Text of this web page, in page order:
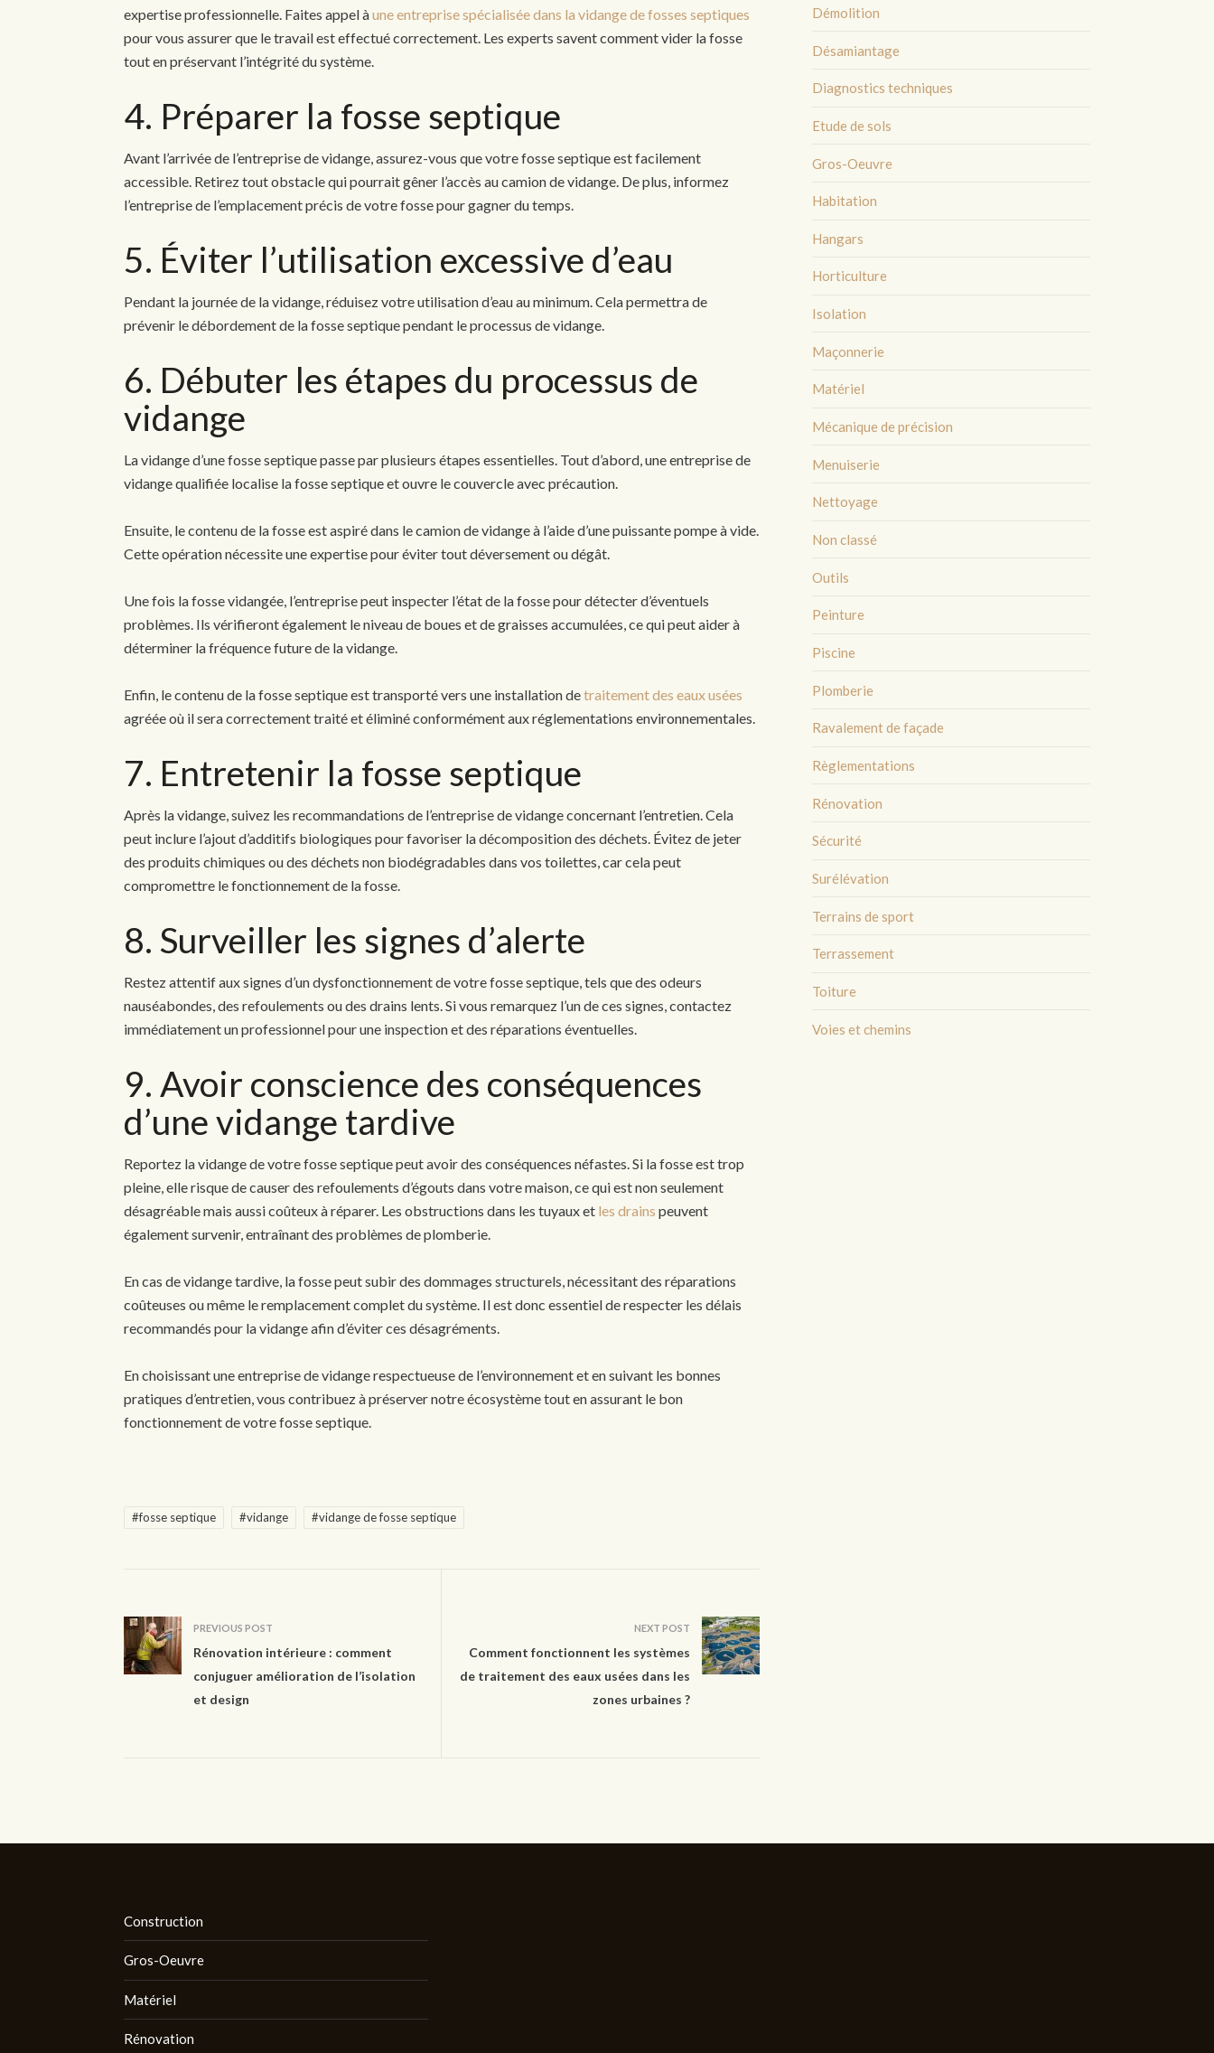
expertise professionnelle. Faites appel àune entreprise spécialisée dans la vidange de fosses septiques
pour vous assurer que le travail est effectué correctement. Les experts savent comment vider la fosse
tout en préservant l’intégrité du système.
4. Préparer la fosse septique
Avant l’arrivée de l’entreprise de vidange, assurez-vous que votre fosse septique est facilement
accessible. Retirez tout obstacle qui pourrait gêner l’accès au camion de vidange. De plus, informez
l’entreprise de l’emplacement précis de votre fosse pour gagner du temps.
5. Éviter l’utilisation excessive d’eau
Pendant la journée de la vidange, réduisez votre utilisation d’eau au minimum. Cela permettra de
prévenir le débordement de la fosse septique pendant le processus de vidange.
6. Débuter les étapes du processus de
vidange
La vidange d’une fosse septique passe par plusieurs étapes essentielles. Tout d’abord, une entreprise de
vidange qualifiée localise la fosse septique et ouvre le couvercle avec précaution.
Ensuite, le contenu de la fosse est aspiré dans le camion de vidange à l’aide d’une puissante pompe à vide.
Cette opération nécessite une expertise pour éviter tout déversement ou dégât.
Une fois la fosse vidangée, l’entreprise peut inspecter l’état de la fosse pour détecter d’éventuels
problèmes. Ils vérifieront également le niveau de boues et de graisses accumulées, ce qui peut aider à
déterminer la fréquence future de la vidange.
Enfin, le contenu de la fosse septique est transporté vers une installation detraitement des eaux usées
agréée où il sera correctement traité et éliminé conformément aux réglementations environnementales.
7. Entretenir la fosse septique
Après la vidange, suivez les recommandations de l’entreprise de vidange concernant l’entretien. Cela
peut inclure l’ajout d’additifs biologiques pour favoriser la décomposition des déchets. Évitez de jeter
des produits chimiques ou des déchets non biodégradables dans vos toilettes, car cela peut
compromettre le fonctionnement de la fosse.
8. Surveiller les signes d’alerte
Restez attentif aux signes d’un dysfonctionnement de votre fosse septique, tels que des odeurs
nauséabondes, des refoulements ou des drains lents. Si vous remarquez l’un de ces signes, contactez
immédiatement un professionnel pour une inspection et des réparations éventuelles.
9. Avoir conscience des conséquences
d’une vidange tardive
Reportez la vidange de votre fosse septique peut avoir des conséquences néfastes. Si la fosse est trop
pleine, elle risque de causer des refoulements d’égouts dans votre maison, ce qui est non seulement
désagréable mais aussi coûteux à réparer. Les obstructions dans les tuyaux et les drains peuvent
également survenir, entraînant des problèmes de plomberie.
En cas de vidange tardive, la fosse peut subir des dommages structurels, nécessitant des réparations
coûteuses ou même le remplacement complet du système. Il est donc essentiel de respecter les délais
recommandés pour la vidange afin d’éviter ces désagréments.
En choisissant une entreprise de vidange respectueuse de l’environnement et en suivant les bonnes
pratiques d’entretien, vous contribuez à préserver notre écosystème tout en assurant le bon
fonctionnement de votre fosse septique.
#fosse septique #vidange #vidange de fosse septique
PREVIOUS POST
Rénovation intérieure : comment
conjuguer amélioration de l’isolation
et design
NEXT POST
Comment fonctionnent les systèmes
de traitement des eaux usées dans les
zones urbaines ?
Démolition
Désamiantage
Diagnostics techniques
Etude de sols
Gros-Oeuvre
Habitation
Hangars
Horticulture
Isolation
Maçonnerie
Matériel
Mécanique de précision
Menuiserie
Nettoyage
Non classé
Outils
Peinture
Piscine
Plomberie
Ravalement de façade
Règlementations
Rénovation
Sécurité
Surélévation
Terrains de sport
Terrassement
Toiture
Voies et chemins
Construction
Gros-Oeuvre
Matériel
Rénovation